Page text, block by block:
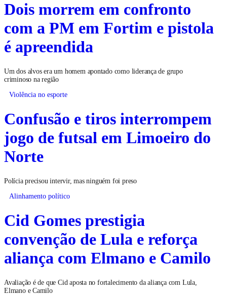
Dois morrem em confronto
com a PM em Fortim e pistola
é apreendida
Um dos alvos era um homem apontado como liderança de grupo
criminoso na região
Violência no esporte
Confusão e tiros interrompem
jogo de futsal em Limoeiro do
Norte
Polícia precisou intervir, mas ninguém foi preso
Alinhamento político
Cid Gomes prestigia
convenção de Lula e reforça
aliança com Elmano e Camilo
Avaliação é de que Cid aposta no fortalecimento da aliança com Lula,
Elmano e Camilo